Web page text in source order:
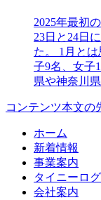
2025年最初
23日と24日
た。 1月と
子9名、女子
県や神奈川
コンテンツ本文の
ホーム
新着情報
事業案内
タイニーロ
会社案内